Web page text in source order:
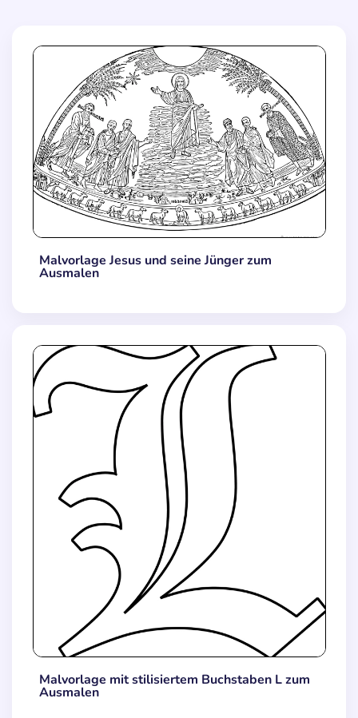
Malvorlage Jesus und seine Jünger zum
Ausmalen
Malvorlage mit stilisiertem Buchstaben L zum
Ausmalen